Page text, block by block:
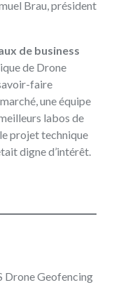
Brau, président
de business
de Drone
faire
une équipe
labos de
projet technique
digne d’intérêt.
Drone Geofencing